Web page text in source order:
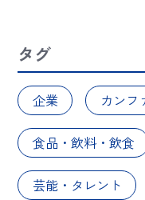
タグ
企業 カンフ
食品・飲料・飲食
芸能・タレント